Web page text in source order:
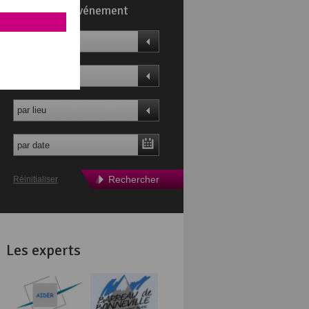
Trouvez un événement
par lieu
Rechercher
Réinitialiser
Les experts